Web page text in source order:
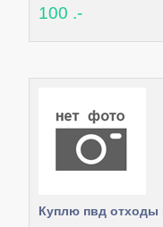
100 .-
Куплю пвд